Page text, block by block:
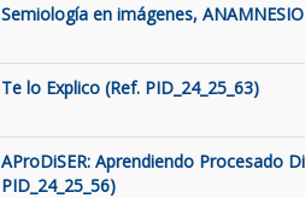
Semiología en imágenes,
Te lo Explico (Ref. PID_24_25_63)
AProDiSER: Aprendiendo Procesado
PID_24_25_56)